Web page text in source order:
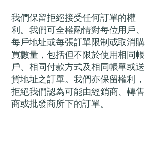
我們保留拒絕接受任何訂單的權
利。我們可全權酌情對每位用戶、
每戶地址或每張訂單限制或取消購
買數量，包括但不限於使用相同帳
戶、相同付款方式及相同帳單或送
貨地址之訂單。我們亦保留權利，
拒絕我們認為可能由經銷商、轉售
商或批發商所下的訂單。